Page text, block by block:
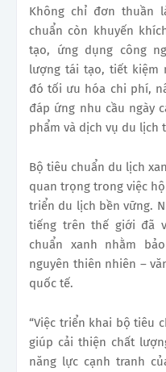
Không chỉ đơn thuần
chuẩn còn khuyến
tạo, ứng dụng công
lượng tái tạo, tiết kiệm
đó tối ưu hóa chi phí,
đáp ứng nhu cầu ngày
phẩm và dịch vụ du lịch
Bộ tiêu chuẩn du lịch
quan trọng trong việc
triển du lịch bền vững.
tiếng trên thế giới đã
chuẩn xanh nhằm
nguyên thiên nhiên –
quốc tế.
“Việc triển khai bộ tiêu
giúp cải thiện chất
năng lực cạnh tranh